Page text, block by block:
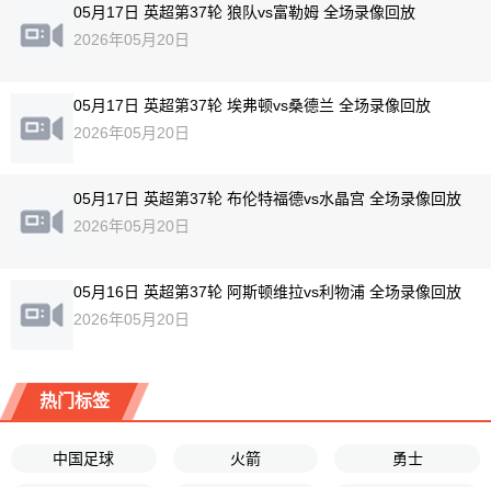
05月17日 英超第37轮 狼队vs富勒姆 全场录像回放
2026年05月20日
05月17日 英超第37轮 埃弗顿vs桑德兰 全场录像回放
2026年05月20日
05月17日 英超第37轮 布伦特福德vs水晶宫 全场录像回放
2026年05月20日
05月16日 英超第37轮 阿斯顿维拉vs利物浦 全场录像回放
2026年05月20日
热门标签
中国足球 火箭 勇士